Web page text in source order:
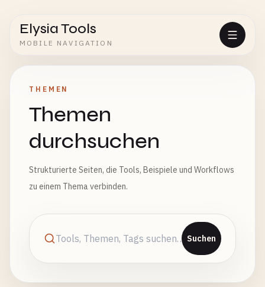
Elysia Tools
MOBILE NAVIGATION
THEMEN
Themen
durchsuchen
Strukturierte Seiten, die Tools, Beispiele und Workflows
zu einem Thema verbinden.
Suchen